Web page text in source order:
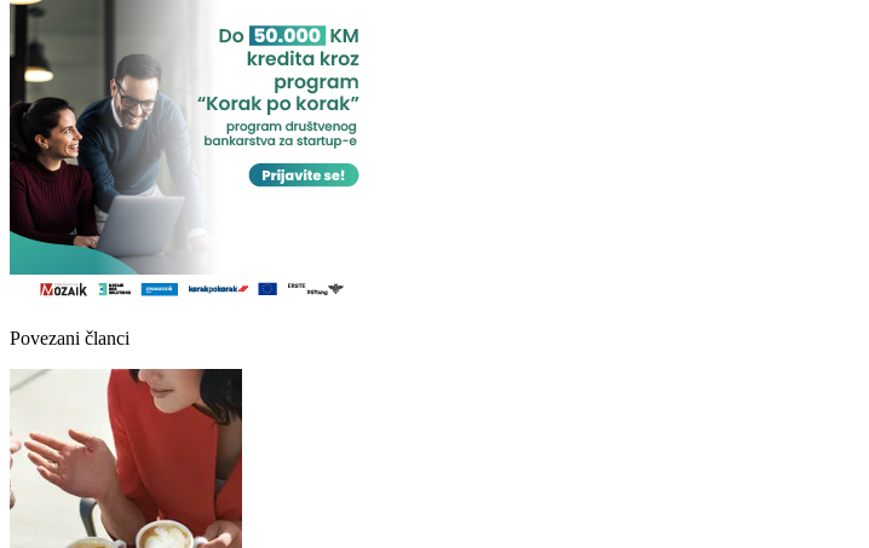
Povezani članci